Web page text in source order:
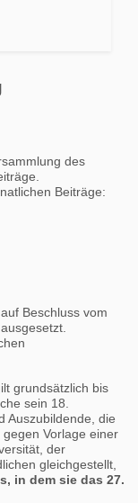
des
Beiträge:
Beschluss vom
grundsätzlich bis
sein 18.
Auszubildende, die
Vorlage einer
der
gleichgestellt,
in dem sie das 27.